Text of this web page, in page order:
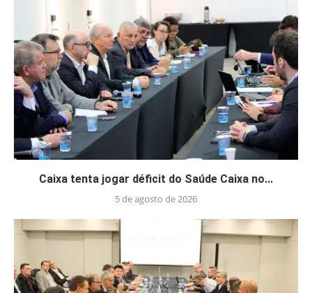
Caixa tenta jogar déficit do Saúde Caixa no...
5 de agosto de 2026